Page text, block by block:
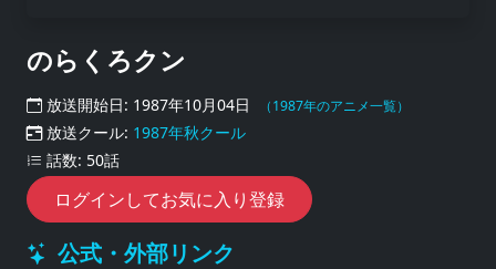
のらくろクン
放送開始日: 1987年10月04日 （1987年のアニメ一覧）
放送クール: 1987年秋クール
話数: 50話
ログインしてお気に入り登録
公式・外部リンク